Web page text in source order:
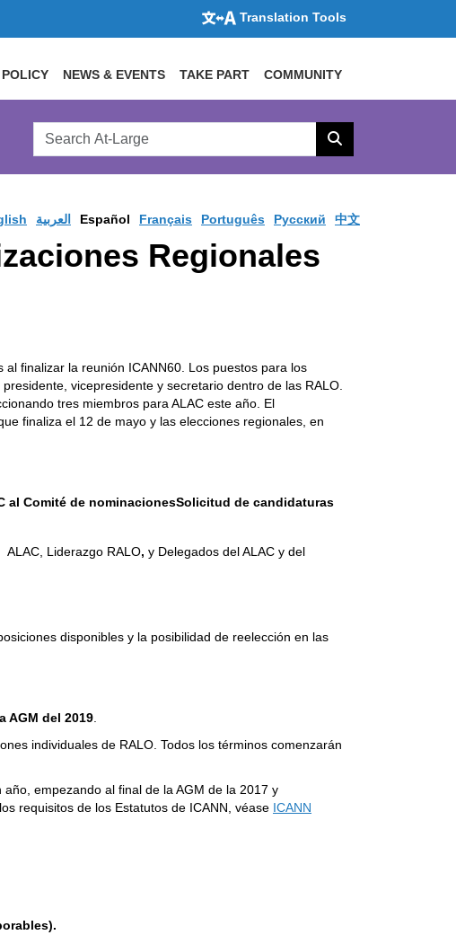
Translation Tools
POLICY NEWS & EVENTS TAKE PART COMMUNITY
Search
AtLarge
Search
العربية Español Français Português Pусский 中文
Regionales
finalizar la reunión ICANN60. Los puestos para los
vicepresidente y secretario dentro de las RALO.
tres miembros para ALAC este año. El
finaliza el 12 de mayo y las elecciones regionales, en
al Comité de nominacionesSolicitud de candidaturas
ALAC, Liderazgo RALO, y Delegados del ALAC y del
disponibles y la posibilidad de reelección en las
AGM del 2019
individuales de RALO. Todos los términos comenzarán
empezando al final de la AGM de la 2017 y
requisitos de los Estatutos de ICANN, véase ICANN